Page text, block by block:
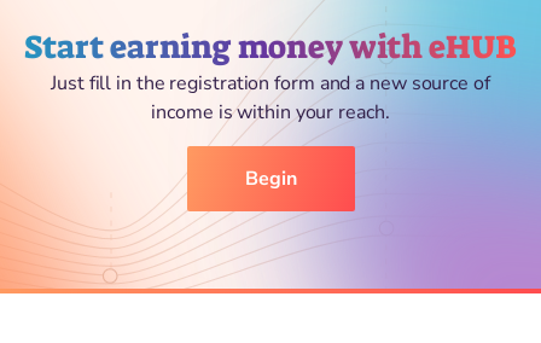
Start earning money with eHUB
Just fill in the registration form and a new source of
income is within your reach.
Begin